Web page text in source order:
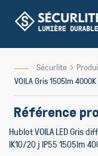
contenu
Sécurlite
VOILA Gris 1505lm
Référence
Hublot VOILA LED Gris
IK10/20 j IP55 1505lm